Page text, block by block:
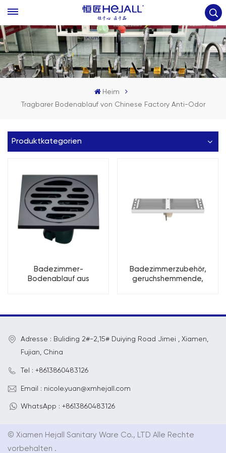
Heim
Tragbarer Bodenablauf von Chinese Factory Anti-Odor
Produktkategorien
Badezimmer-
Bodenablauf aus
Badezimmerzubehör,
geruchshemmende,
Adresse : Buliding 2#-2,15# Duiying Road Jimei , Xiamen,
Fujian, China
Tel : +8613860483126
Email : nicole.yuan@xmhejall.com
WhatsApp : +8613860483126
© Xiamen Hejall Sanitary Ware Co., LTD Alle Rechte
vorbehalten .